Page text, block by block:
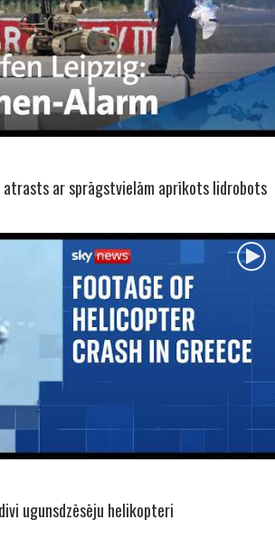
ar sprāgstvielām aprīkots lidrobots
ugunsdzēsēju helikopteri